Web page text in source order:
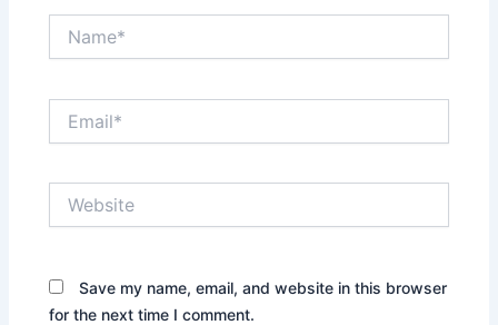
Save my name, email, and website in this browser
for the next time I comment.